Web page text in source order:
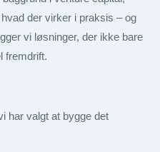
der virker i praksis – og
vi løsninger, der ikke bare
fremdrift.
har valgt at bygge det